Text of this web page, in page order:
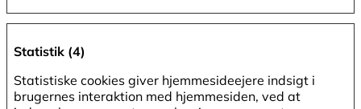
Statistik (4)
Statistiske cookies giver hjemmesideejere indsigt i
brugernes interaktion med hjemmesiden, ved at